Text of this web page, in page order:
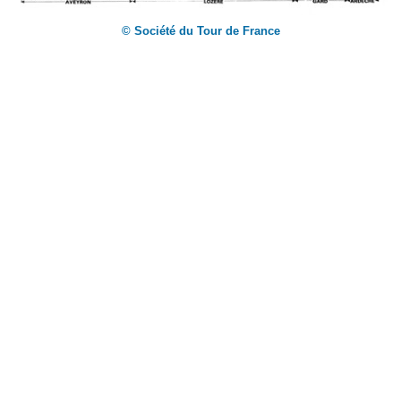
© Société du Tour de France